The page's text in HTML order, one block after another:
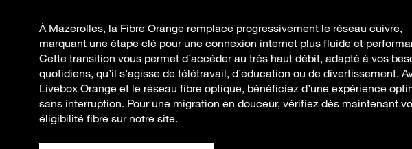
À Mazerolles, la Fibre Orange remplace progressivement le réseau cuivre,
marquant une étape clé pour une connexion internet plus fluide et
Cette transition vous permet d’accéder au très haut débit, adapté à vos
quotidiens, qu’il s’agisse de télétravail, d’éducation ou de divertissement.
Livebox Orange et le réseau fibre optique, bénéficiez d’une expérience
sans interruption. Pour une migration en douceur, vérifiez dès maintenant
éligibilité fibre sur notre site.